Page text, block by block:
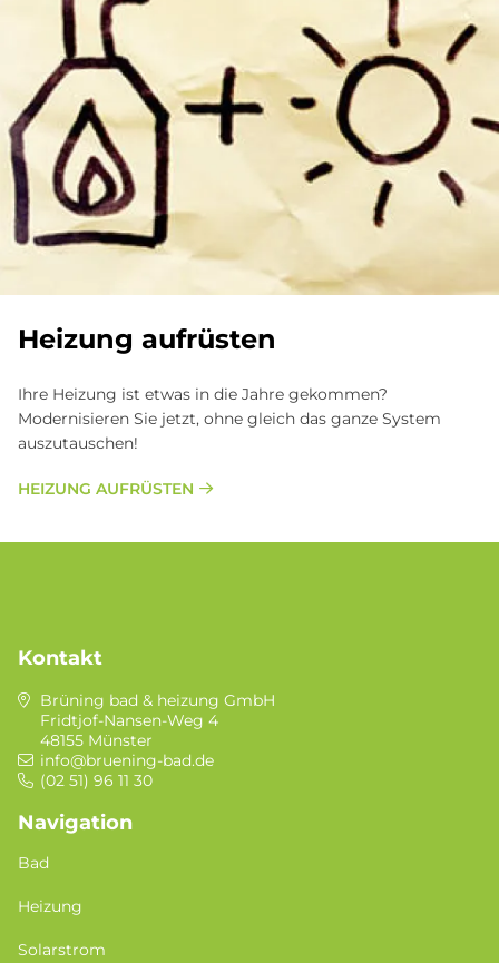
Hei­zung auf­rü­sten
Ihre Heizung ist etwas in die Jahre gekommen?
Modernisieren Sie jetzt, ohne gleich das ganze System
auszutauschen!
HEIZUNG AUFRÜSTEN
Kontakt
Brüning bad & heizung GmbH
Fridtjof-Nansen-Weg 4
48155 Münster
info@bruening-bad.de
(02 51) 96 11 30
Navigation
Bad
Heizung
Solarstrom